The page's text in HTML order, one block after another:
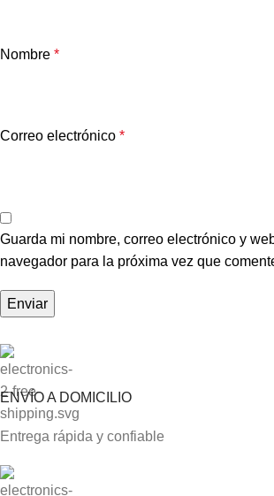
Nombre *
Correo electrónico *
Guarda mi nombre, correo electrónico y
navegador para la próxima vez que
ENVÍO A DOMICILIO
Entrega rápida y confiable